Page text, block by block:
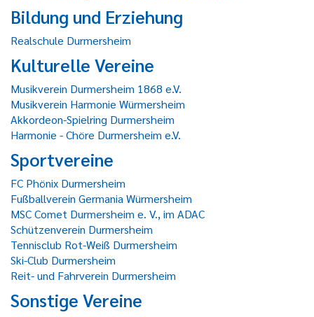
Bildung und Erziehung
Realschule Durmersheim
Kulturelle Vereine
Musikverein Durmersheim 1868 e.V.
Musikverein Harmonie Würmersheim
Akkordeon-Spielring Durmersheim
Harmonie - Chöre Durmersheim e.V.
Sportvereine
FC Phönix Durmersheim
Fußballverein Germania Würmersheim
MSC Comet Durmersheim e. V., im ADAC
Schützenverein Durmersheim
Tennisclub Rot-Weiß Durmersheim
Ski-Club Durmersheim
Reit- und Fahrverein Durmersheim
Sonstige Vereine